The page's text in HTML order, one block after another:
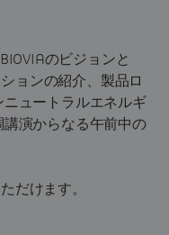
のビジョンと
ョンの紹介、製品ロ
ュートラルエネルギ
演からなる午前中の
だけます。